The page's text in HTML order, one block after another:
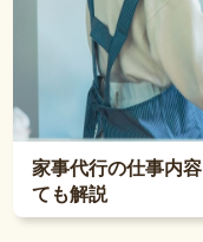
家事代行の仕事内
ても解説